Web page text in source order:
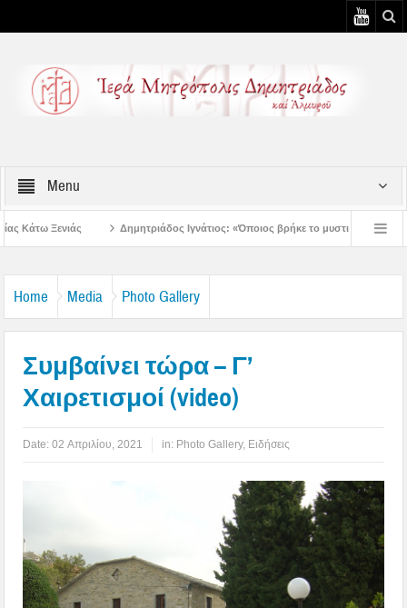
Menu
Ιγνάτιος: «Όποιος βρήκε το μυστικό της συγχώρεσης, βρήκε την
Home Media Photo Gallery
Συμβαίνει τώρα – Γ’
Χαιρετισμοί (video)
Date:02 Απριλίου, 2021 in: Photo Gallery, Ειδήσεις